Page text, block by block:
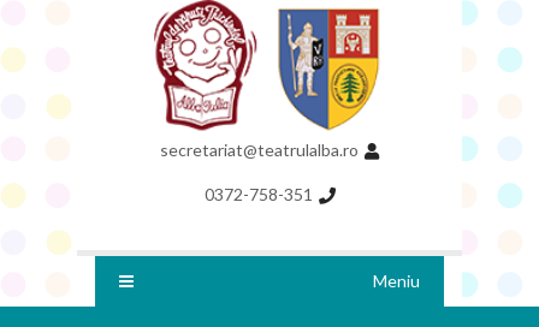
secretariat@teatrulalba.ro
0372-758-351
Meniu